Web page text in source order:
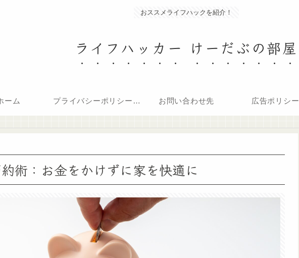
おススメライフハックを紹介！
ライフハッカー けーだぶの部屋
ーム プライバシーポリシー・免責事項 お問い合わせ先 広告ポリシー
術：お金をかけずに家を快適に